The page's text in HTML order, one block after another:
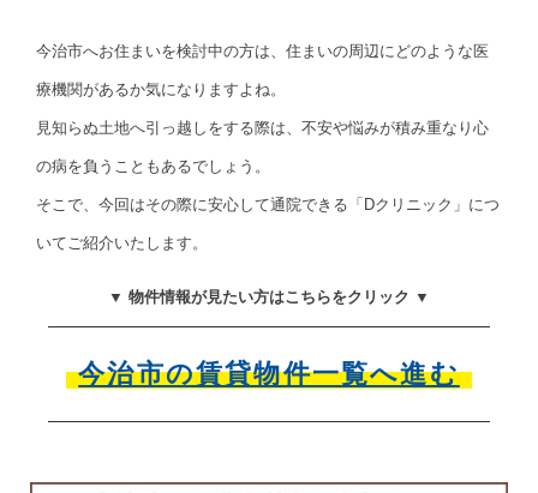
今治市へお住まいを検討中の方は、住まいの周辺にどのような医
療機関があるか気になりますよね。
見知らぬ土地へ引っ越しをする際は、不安や悩みが積み重なり心
の病を負うこともあるでしょう。
そこで、今回はその際に安心して通院できる「Dクリニック」につ
いてご紹介いたします。
▼ 物件情報が見たい方はこちらをクリック ▼
今治市の賃貸物件一覧へ進む